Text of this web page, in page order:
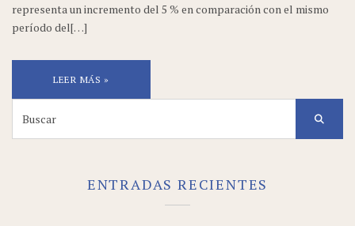
representa un incremento del 5 % en comparación con el mismo
período del[…]
LEER MÁS »
for:
ENTRADAS RECIENTES